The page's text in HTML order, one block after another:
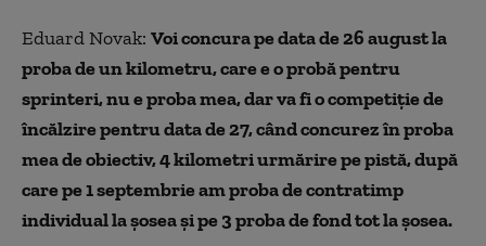
Eduard Novak: Voi concura pe data de 26 august la
proba de un kilometru, care e o probă pentru
sprinteri, nu e proba mea, dar va fi o competiție de
încălzire pentru data de 27, când concurez în proba
mea de obiectiv, 4 kilometri urmărire pe pistă, după
care pe 1 septembrie am proba de contratimp
individual la șosea și pe 3 proba de fond tot la șosea.